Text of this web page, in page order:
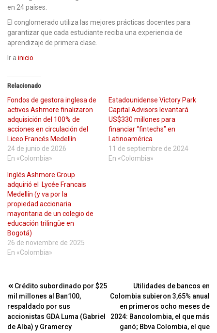
en 24 países.
El conglomerado utiliza las mejores prácticas docentes para
garantizar que cada estudiante reciba una experiencia de
aprendizaje de primera clase.
Ir a inicio
Relacionado
Fondos de gestora inglesa de
activos Ashmore finalizaron
adquisición del 100% de
acciones en circulación del
Liceo Francés Medellín
24 de junio de 2026
En «Colombia»
Estadounidense Victory Park
Capital Advisors levantará
US$330 millones para
financiar “fintechs” en
Latinoamérica
11 de septiembre de 2024
En «Colombia»
Inglés Ashmore Group
adquirió el Lycée Francais
Medellín (y va por la
propiedad accionaria
mayoritaria de un colegio de
educación trilingüe en
Bogotá)
26 de noviembre de 2025
En «Colombia»
Navegación
de
entradas
Crédito subordinado por $25
mil millones al Ban100,
respaldado por sus
accionistas GDA Luma (Gabriel
de Alba) y Gramercy
Utilidades de bancos en
Colombia subieron 3,65% anual
en primeros ocho meses de
2024: Bancolombia, el que más
ganó; Bbva Colombia, el que